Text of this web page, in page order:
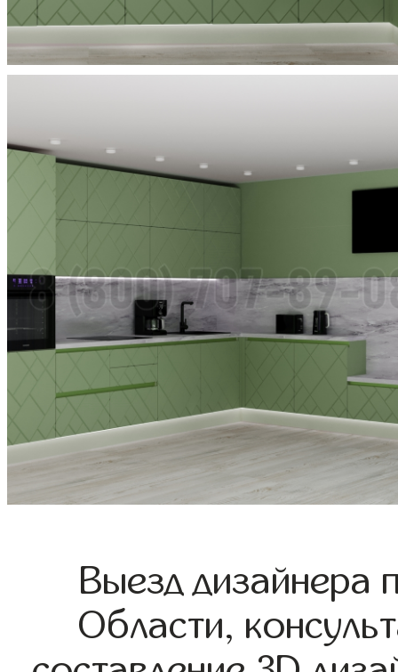
Выезд дизайнера
Области,